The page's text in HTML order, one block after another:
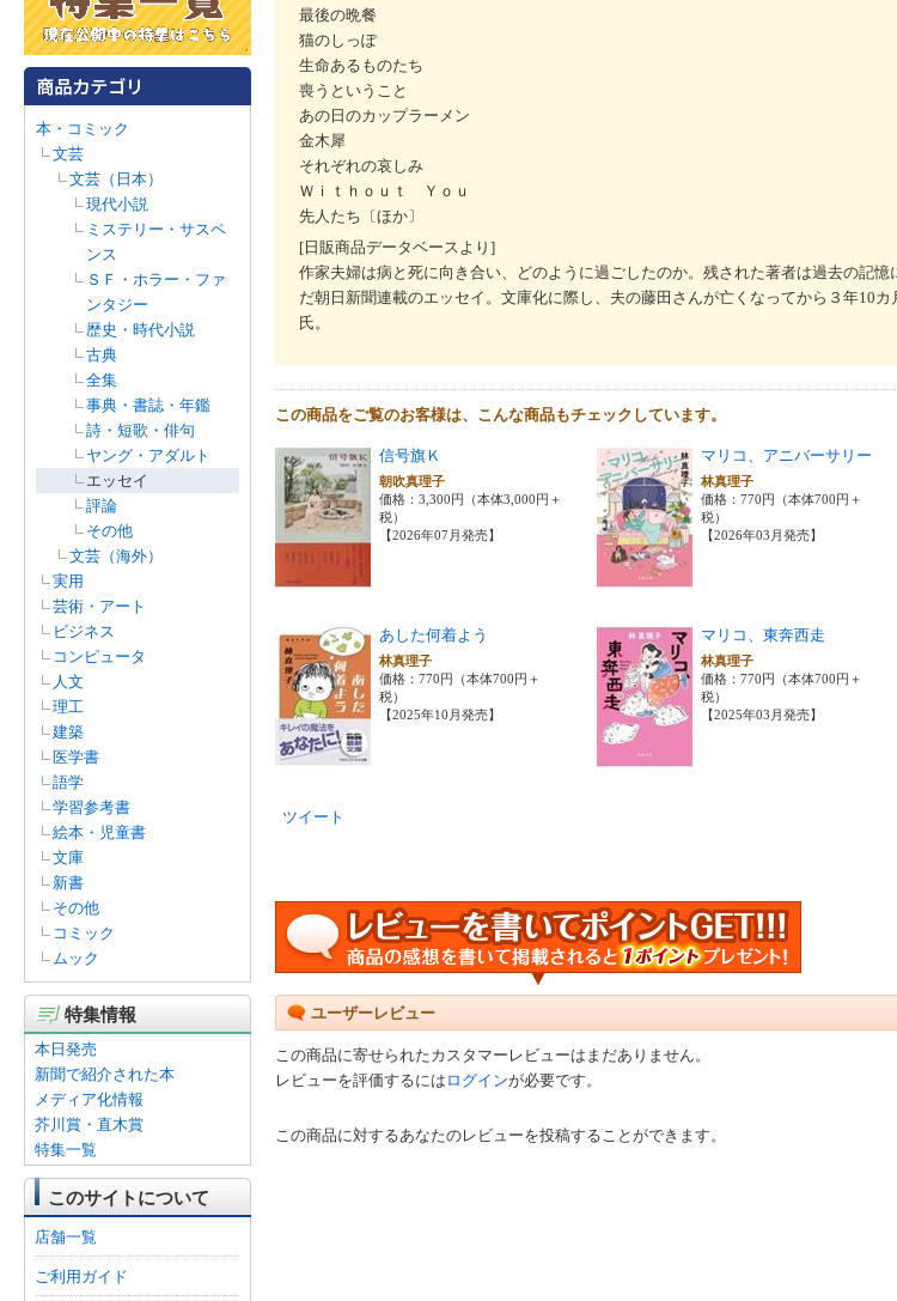
本・コミック
文芸
文芸（日本）
現代小説
ミステリー・サスペ
ンス
ＳＦ・ホラー・ファ
ンタジー
歴史・時代小説
古典
全集
事典・書誌・年鑑
詩・短歌・俳句
ヤング・アダルト
エッセイ
評論
その他
文芸（海外）
実用
芸術・アート
ビジネス
コンピュータ
人文
理工
建築
医学書
語学
学習参考書
絵本・児童書
文庫
新書
その他
コミック
ムック
特集情報
本日発売
新聞で紹介された本
メディア化情報
芥川賞・直木賞
特集一覧
このサイトについて
店舗一覧
ご利用ガイド
最後の晩餐
猫のしっぽ
生命あるものたち
喪うということ
あの日のカップラーメン
金木犀
それぞれの哀しみ
Ｗｉｔｈｏｕｔ Ｙｏｕ
先人たち〔ほか〕
[日販商品データベースより]
作家夫婦は病と死に向き合い、どのように過ごしたのか。残された著者は過去の記
だ朝日新聞連載のエッセイ。文庫化に際し、夫の藤田さんが亡くなってから３年10
氏。
この商品をご覧のお客様は、こんな商品もチェックしています。
信号旗Ｋ
朝吹真理子
価格：3,300円（本体3,000円＋
税）
【2026年07月発売】
マリコ、アニバーサリー
林真理子
価格：770円（本体700円＋
税）
【2026年03月発売】
あした何着よう
林真理子
価格：770円（本体700円＋
税）
【2025年10月発売】
マリコ、東奔西走
林真理子
価格：770円（本体700円＋
税）
【2025年03月発売】
ツイート
ユーザーレビュー
この商品に寄せられたカスタマーレビューはまだありません。
レビューを評価するには ログインが必要です。
この商品に対するあなたのレビューを投稿することができます。